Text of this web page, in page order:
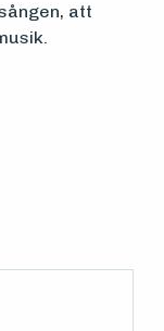
att